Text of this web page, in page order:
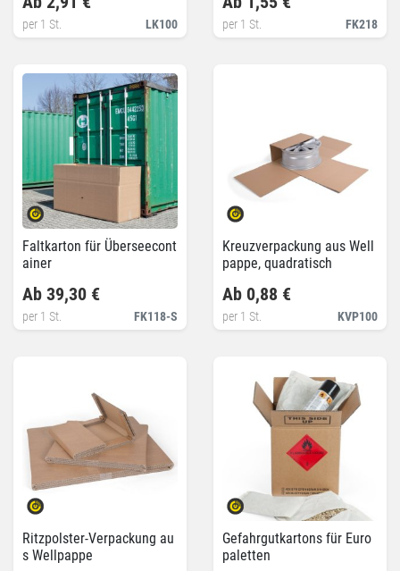
LK100
per 1 St. FK218
per 1 St.
Faltkarton für Überseecont
ainer
FK118-S
Ab 39,30 €
per 1 St.
Kreuzverpackung aus Well
pappe, quadratisch
KVP100
Ab 0,88 €
per 1 St.
Ritzpolster-Verpackung au
s Wellpappe
Gefahrgutkartons für Euro
paletten